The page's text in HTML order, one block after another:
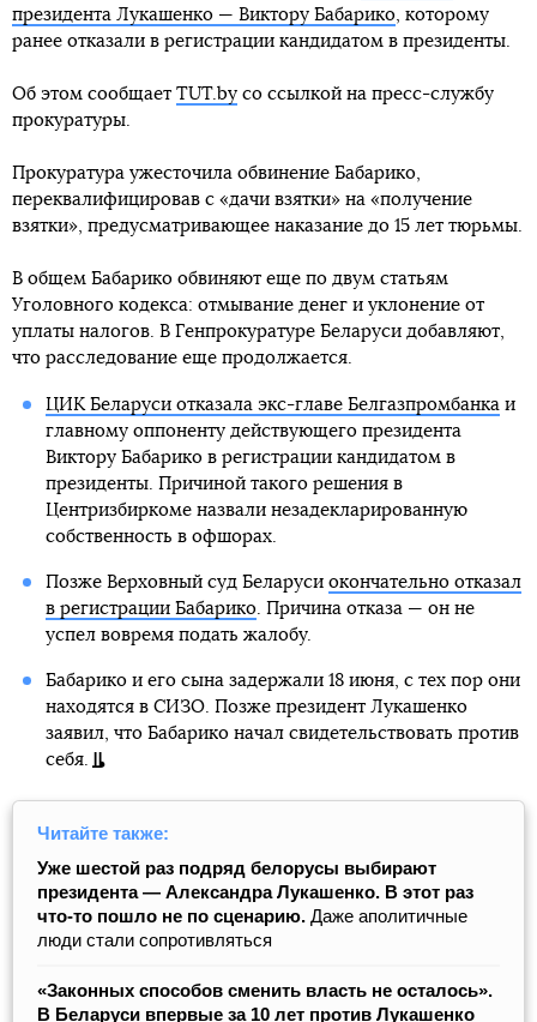
президента Лукашенко — Виктору Бабарико, которому
ранее отказали в регистрации кандидатом в президенты.
Об этом сообщает TUT.by со ссылкой на пресс-службу
прокуратуры.
Прокуратура ужесточила обвинение Бабарико,
переквалифицировав с «дачи взятки» на «получение
взятки», предусматривающее наказание до 15 лет тюрьмы.
В общем Бабарико обвиняют еще по двум статьям
Уголовного кодекса: отмывание денег и уклонение от
уплаты налогов. В Генпрокуратуре Беларуси добавляют,
что расследование еще продолжается.
ЦИК Беларуси отказала экс-главе Белгазпромбанкаи
главному оппоненту действующего президента
Виктору Бабарико в регистрации кандидатом в
президенты. Причиной такого решения в
Центризбиркоме назвали незадекларированную
собственность в офшорах.
Позже Верховный суд Беларуси окончательно отказал
в регистрации Бабарико. Причина отказа — он не
успел вовремя подать жалобу.
Бабарико и его сына задержали 18 июня, с тех пор они
находятся в СИЗО. Позже президент Лукашенко
заявил, что Бабарико начал свидетельствовать против
себя.
Читайте также:
Уже шестой раз подряд белорусы выбирают
президента — Александра Лукашенко. В этот раз
что-то пошло не по сценарию. Даже аполитичные
люди стали сопротивляться
«Законных способов сменить власть не осталось».
В Беларуси впервые за 10 лет против Лукашенко